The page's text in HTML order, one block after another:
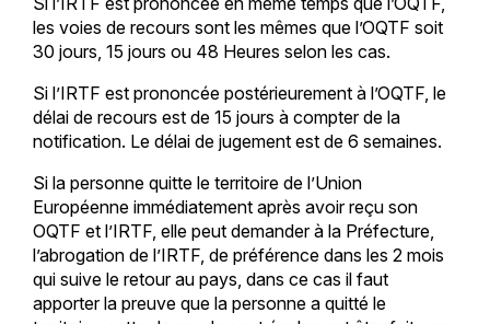
les voies de recours sont les mêmes que l’OQTF soit
30 jours, 15 jours ou 48 Heures selon les cas.
Si l’IRTF est prononcée postérieurement à l’OQTF, le
délai de recours est de 15 jours à compter de la
notification. Le délai de jugement est de 6 semaines.
Si la personne quitte le territoire de l’Union
Européenne immédiatement après avoir reçu son
OQTF et l’IRTF, elle peut demander à la Préfecture,
l’abrogation de l’IRTF, de préférence dans les 2 mois
qui suive le retour au pays, dans ce cas il faut
apporter la preuve que la personne a quitté le